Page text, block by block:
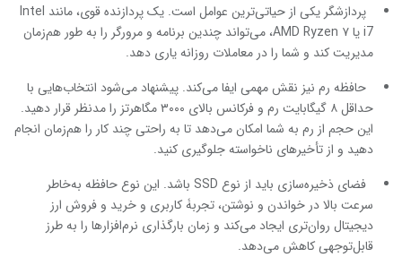
پردازشگر یکی از حیاتی‌ترین عوامل است. یک پردازنده قوی، مانند Intel
i7 یا AMD Ryzen ۷، می‌تواند چندین برنامه و مرورگر را به طور هم‌زمان
مدیریت کند و شما را در معاملات روزانه یاری دهد.
حافظه رم نیز نقش مهمی ایفا می‌کند. پیشنهاد می‌شود انتخاب‌هایی با
حداقل ۸ گیگابایت رم و فرکانس بالای ۳۰۰۰ مگاهرتز را مدنظر قرار دهید.
این حجم از رم به شما امکان می‌دهد تا به راحتی چند کار را هم‌زمان انجام
دهید و از تأخیرهای ناخواسته جلوگیری کنید.
فضای ذخیره‌سازی باید از نوع SSD باشد. این نوع حافظه به‌خاطر
سرعت بالا در خواندن و نوشتن، تجربۀ کاربری و خرید و فروش ارز
دیجیتال روان‌تری ایجاد می‌کند و زمان بارگذاری نرم‌افزارها را به طرز
قابل‌توجهی کاهش می‌دهد.